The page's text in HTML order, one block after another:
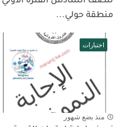
منطقة حولي...
اختبارات
منذ بضع شهور